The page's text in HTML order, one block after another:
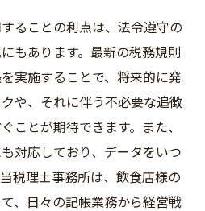
ることの利点は、法令遵守の
もあります。最新の税務規則
実施することで、将来的に発
や、それに伴う不必要な追徴
ことが期待できます。また、
対応しており、データをいつ
税理士事務所は、飲食店様の
、日々の記帳業務から経営戦